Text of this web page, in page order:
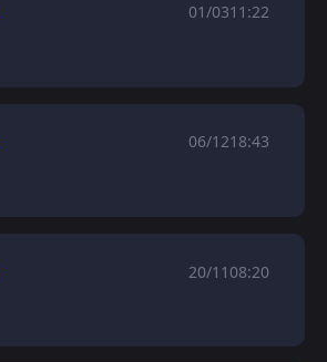
01/0311:22
06/1218:43
20/1108:20